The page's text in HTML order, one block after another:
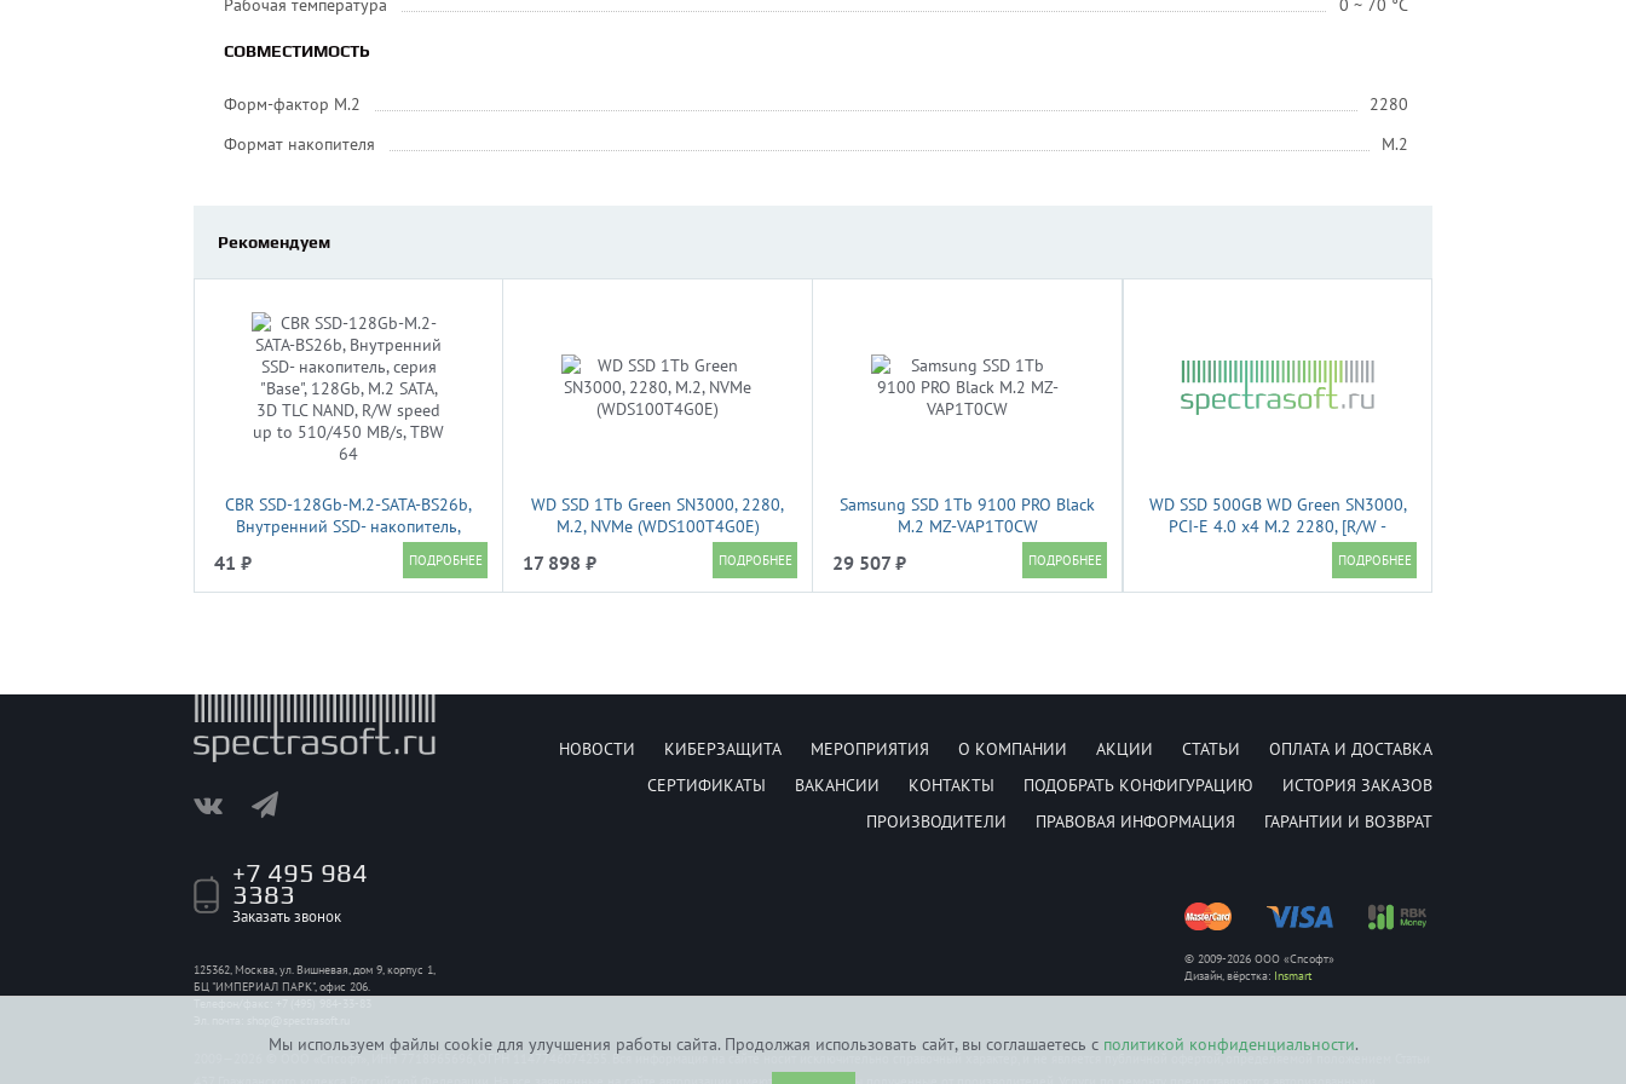
Мы используем файлы cookie для улучшения работы сайта. Продолжая использовать сайт, вы соглашаетесь с политикой конфиденциальности.
Рабочая температура 0 ~ 70 °C
СОВМЕСТИМОСТЬ
Форм-фактор M.2
2280
Формат накопителя
M.2
Рекомендуем
CBR SSD-128Gb-M.2-SATA-BS26b,
Внутренний SSD- накопитель,
серия "Base", 128Gb, M.2 SATA, 3D
TLC NAND, R/W speed up to
510/450 MB/s, TBW 64
41 ₽
WD SSD 1Tb Green SN3000, 2280,
M.2, NVMe (WDS100T4G0E)
17 898 ₽
Samsung SSD 1Tb 9100 PRO Black
M.2 MZ-VAP1T0CW
29 507 ₽
WD SSD 500GB WD Green SN3000,
PCI-E 4.0 x4 M.2 2280, [R/W -
5000/4100 MB/s] WDS500G4G0E
+7 495 984
3383
Заказать звонок
125362, Москва, ул. Вишневая, дом 9, корпус 1,
БЦ "ИМПЕРИАЛ ПАРК", офис 206.
НОВОСТИ КИБЕРЗАЩИТА МЕРОПРИЯТИЯ О КОМПАНИИ АКЦИИ СТАТЬИ
ОПЛАТА И ДОСТАВКА
СЕРТИФИКАТЫ
ВАКАНСИИ КОНТАКТЫ ПОДОБРАТЬ КОНФИГУРАЦИЮ
ИСТОРИЯ ЗАКАЗОВ
ПРОИЗВОДИТЕЛИ
ПРАВОВАЯ ИНФОРМАЦИЯ ГАРАНТИИ И ВОЗВРАТ
© 2009-2026 ООО «Спсофт»
Дизайн, вёрстка: Insmart
2009—2026 © ООО «Спсофт», ИНН 7718965696, ОГРН 1147746074255. Вся информация на сайте носит исключительно справочный характер, и не является публичной офертой, определяемой положением Статьи